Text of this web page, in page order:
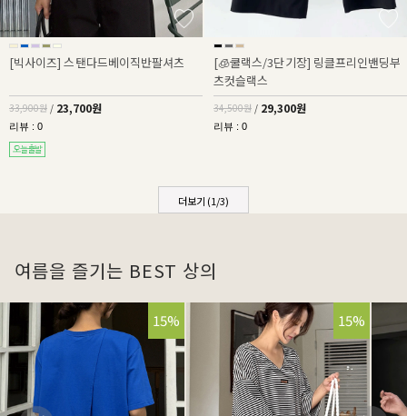
[빅사이즈] 스탠다드베이직반팔셔츠
33,900원 / 23,700원
리뷰 : 0
[🧊쿨랙스/3단기장] 링클프리인밴딩부
츠컷슬랙스
34,500원 / 29,300원
리뷰 : 0
더보기 (1/3)
여름을 즐기는 BEST 상의
15% 15%